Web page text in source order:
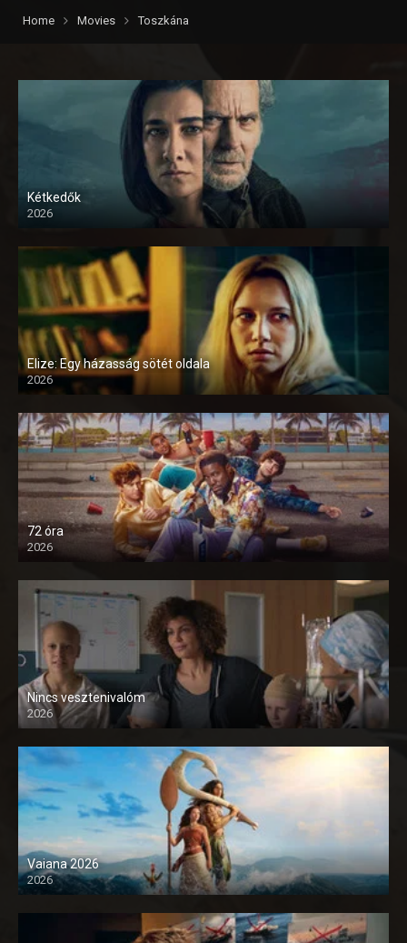
Home Movies Toszkána
Kétkedők
2026
Elize: Egy házasság sötét oldala
2026
72 óra
2026
Nincs vesztenivalóm
2026
Vaiana 2026
2026